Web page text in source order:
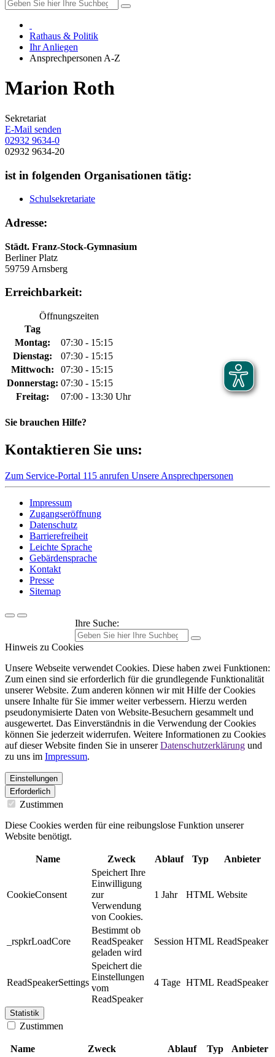
Rathaus & Politik
Ihr Anliegen
Ansprechpersonen A-Z
Marion Roth
Sekretariat
E-Mail senden
02932 9634-0
02932 9634-20
ist in folgenden Organisationen tätig:
Schulsekretariate
Adresse:
Städt. Franz-Stock-Gymnasium
Berliner Platz
59759 Arnsberg
Erreichbarkeit:
Öffnungszeiten
Tag
Montag:
07:30 - 15:15
Dienstag:
07:30 - 15:15
Mittwoch:
07:30 - 15:15
Donnerstag: 07:30 - 15:15
Freitag:
07:00 - 13:30 Uhr
Sie brauchen Hilfe?
Kontaktieren Sie uns:
Zum Service-Portal 115 anrufen Unsere Ansprechpersonen
Impressum
Zugangseröffnung
Datenschutz
Barrierefreiheit
Leichte Sprache
Gebärdensprache
Kontakt
Presse
Sitemap
Ihre Suche:
Hinweis zu Cookies
Unsere Webseite verwendet Cookies. Diese haben zwei Funktionen:
Zum einen sind sie erforderlich für die grundlegende Funktionalität
unserer Website. Zum anderen können wir mit Hilfe der Cookies
unsere Inhalte für Sie immer weiter verbessern. Hierzu werden
pseudonymisierte Daten von Website-Besuchern gesammelt und
ausgewertet. Das Einverständnis in die Verwendung der Cookies
können Sie jederzeit widerrufen. Weitere Informationen zu Cookies
auf dieser Website finden Sie in unsererDatenschutzerklärung und
zu uns im Impressum.
Einstellungen
Erforderlich
Zustimmen
Diese Cookies werden für eine reibungslose Funktion unserer
Website benötigt.
Name Zweck Ablauf Typ Anbieter
CookieConsent
Speichert Ihre
Einwilligung
zur
Verwendung
von Cookies.
1 Jahr HTML Website
_rspkrLoadCore
Bestimmt ob
ReadSpeaker
geladen wird
Session HTML ReadSpeaker
ReadSpeakerSettings
Speichert die
Einstellungen
vom
ReadSpeaker
4 Tage HTML ReadSpeaker
Statistik
Zustimmen
Name Zweck Ablauf Typ
Anbieter